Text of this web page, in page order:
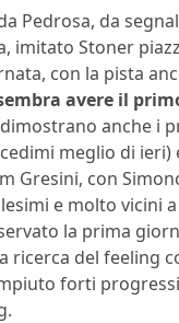
Pedrosa, da
imitato Stoner
con la pista
avere il
anche i
meglio di ieri)
Gresini, con
e molto vicini
la prima
ricerca del feeling
forti